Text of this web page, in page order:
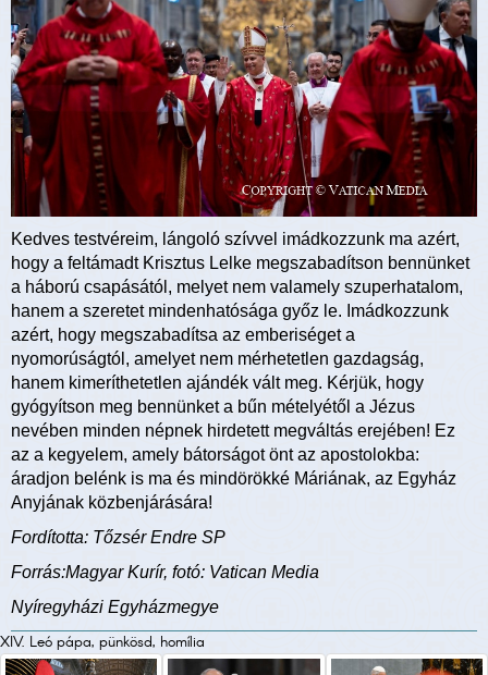
Kedves testvéreim, lángoló szívvel imádkozzunk ma azért,
hogy a feltámadt Krisztus Lelke megszabadítson bennünket
a háború csapásától, melyet nem valamely szuperhatalom,
hanem a szeretet mindenhatósága győz le. Imádkozzunk
azért, hogy megszabadítsa az emberiséget a
nyomorúságtól, amelyet nem mérhetetlen gazdagság,
hanem kimeríthetetlen ajándék vált meg. Kérjük, hogy
gyógyítson meg bennünket a bűn mételyétől a Jézus
nevében minden népnek hirdetett megváltás erejében! Ez
az a kegyelem, amely bátorságot önt az apostolokba:
áradjon belénk is ma és mindörökké Máriának, az Egyház
Anyjának közbenjárására!
Fordította: Tőzsér Endre SP
Forrás:Magyar Kurír, fotó: Vatican Media
Nyíregyházi Egyházmegye
XIV. Leó pápa, pünkösd, homília